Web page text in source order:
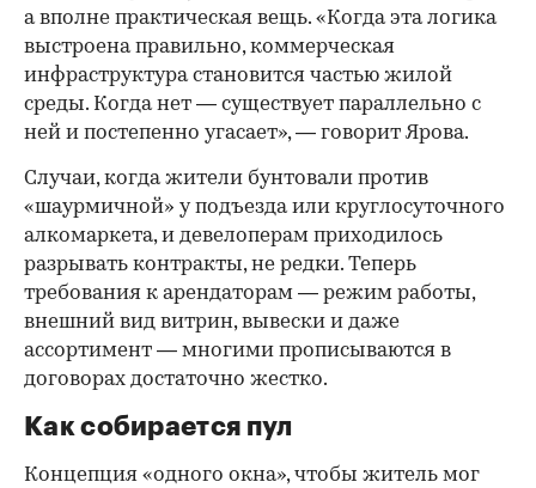
а вполне практическая вещь. «Когда эта логика
выстроена правильно, коммерческая
инфраструктура становится частью жилой
среды. Когда нет — существует параллельно с
ней и постепенно угасает», — говорит Ярова.
Случаи, когда жители бунтовали против
«шаурмичной» у подъезда или круглосуточного
алкомаркета, и девелоперам приходилось
разрывать контракты, не редки. Теперь
требования к арендаторам — режим работы,
внешний вид витрин, вывески и даже
ассортимент — многими прописываются в
договорах достаточно жестко.
Как собирается пул
Концепция «одного окна», чтобы житель мог